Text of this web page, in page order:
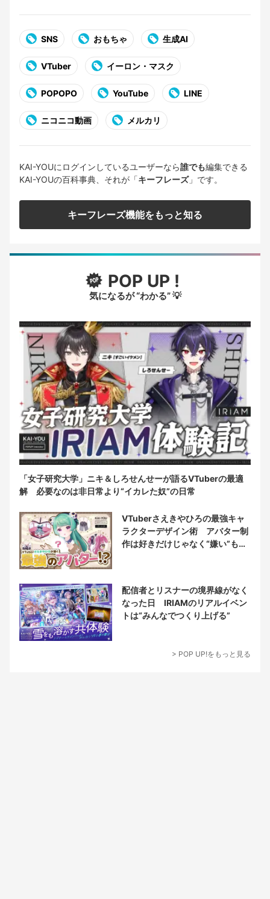
SNS おもちゃ 生成AI
VTuber イーロン・マスク
POPOPO YouTube LINE
ニコニコ動画 メルカリ
KAI-YOUにログインしているユーザーなら誰でも編集できる
KAI-YOUの百科事典、それが「キーフレーズ」です。
キーフレーズ機能をもっと知る
POP UP !
気になるが “わかる” 💡
「女子研究大学」ニキ＆しろせんせーが語るVTuberの最適
解 必要なのは非日常より“イカレた奴”の日常
VTuberさえきやひろの最強キャ
ラクターデザイン術 アバター制
作は好きだけじゃなく“嫌い”もブ
配信者とリスナーの境界線がなく
なった日 IRIAMのリアルイベン
トは“みんなでつくり上げる”
> POP UP!をもっと見る